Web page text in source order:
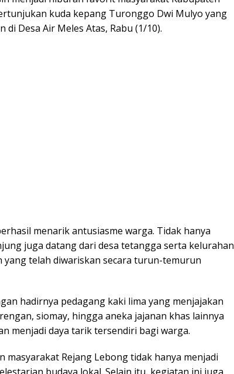
kuda kepang Turonggo Dwi Mulyo yang
Desa Air Meles Atas, Rabu (1/10).
menarik antusiasme warga. Tidak hanya
juga datang dari desa tetangga serta kelurahan
telah diwariskan secara turun-temurun
hadirnya pedagang kaki lima yang menjajakan
siomay, hingga aneka jajanan khas lainnya
menjadi daya tarik tersendiri bagi warga.
masyarakat Rejang Lebong tidak hanya menjadi